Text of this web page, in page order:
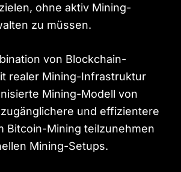
ohne aktiv Mining-
zu müssen.
von Blockchain-
realer Mining-Infrastruktur
Mining-Modell von
und effizientere
Bitcoin-Mining teilzunehmen
Mining-Setups.